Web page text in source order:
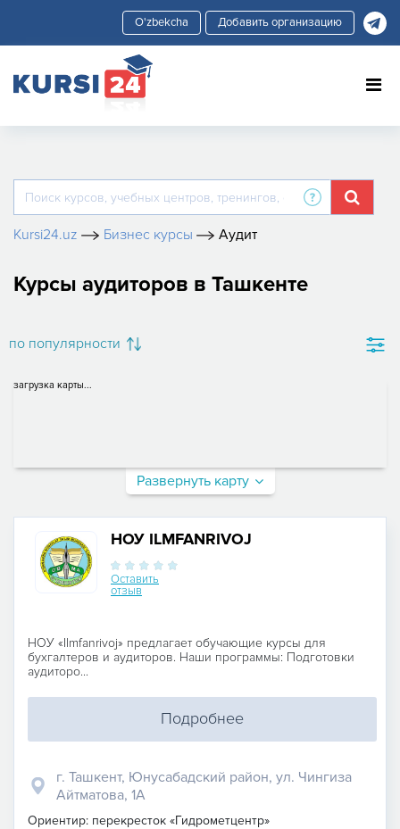
Добавить организацию
Kursi24.uz Бизнес курсы Аудит
Курсы аудиторов в Ташкенте
по популярности
загрузка карты...
Развернуть карту
НОУ ILMFANRIVOJ
Оставить
отзыв
НОУ «Ilmfanrivoj» предлагает обучающие курсы для
бухгалтеров и аудиторов. Наши программы: Подготовки
аудиторо...
Подробнее
г. Ташкент, Юнусабадский район, ул. Чингиза
Айтматова, 1А
Ориентир: перекресток «Гидрометцентр»